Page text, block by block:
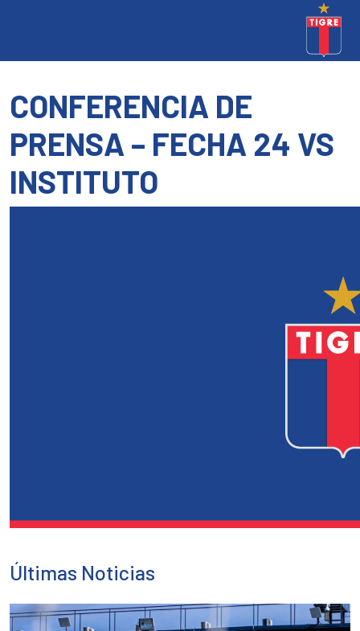
CONFERENCIA DE
PRENSA – FECHA 24 VS
INSTITUTO
Últimas Noticias